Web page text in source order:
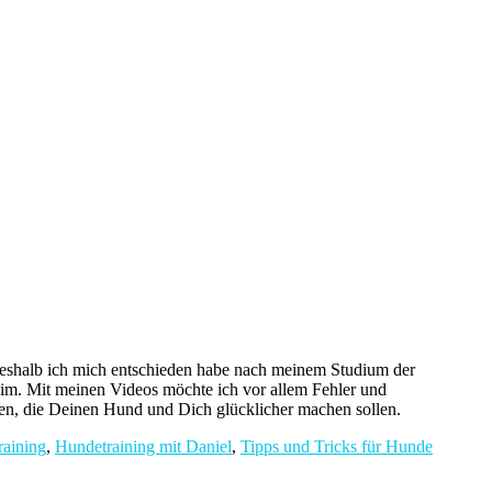
ich mich entschieden habe nach meinem Studium der
Mit meinen Videos möchte ich vor allem Fehler und
die Deinen Hund und Dich glücklicher machen sollen.
, Hundetraining mit Daniel, Tipps und Tricks für Hunde